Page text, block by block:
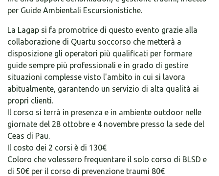
per Guide Ambientali Escursionistiche.
La Lagap si fa promotrice di questo evento grazie alla
collaborazione di Quartu soccorso che metterà a
disposizione gli operatori più qualificati per formare
guide sempre più professionali e in grado di gestire
situazioni complesse visto l'ambito in cui si lavora
abitualmente, garantendo un servizio di alta qualità ai
propri clienti.
Il corso si terrà in presenza e in ambiente outdoor nelle
giornate del 28 ottobre e 4 novembre presso la sede del
Ceas di Pau.
Il costo dei 2 corsi è di 130€
Coloro che volessero frequentare il solo corso di BLSD e
di 50€ per il corso di prevenzione traumi 80€